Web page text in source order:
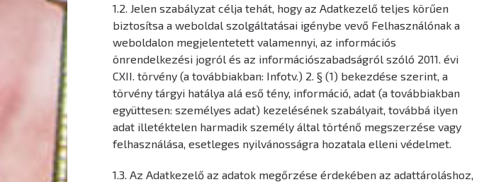
1.2. Jelen szabályzat célja tehát, hogy az Adatkezelő teljes körűen
biztosítsa a weboldal szolgáltatásai igénybe vevő Felhasználónak a
weboldalon megjelentetett valamennyi, az információs
önrendelkezési jogról és az információszabadságról szóló 2011. évi
CXII. törvény (a továbbiakban: Infotv.) 2. § (1) bekezdése szerint, a
törvény tárgyi hatálya alá eső tény, információ, adat (a továbbiakban
együttesen: személyes adat) kezelésének szabályait, továbbá ilyen
adat illetéktelen harmadik személy által történő megszerzése vagy
felhasználása, esetleges nyilvánosságra hozatala elleni védelmet.
1.3. Az Adatkezelő az adatok megőrzése érdekében az adattároláshoz,